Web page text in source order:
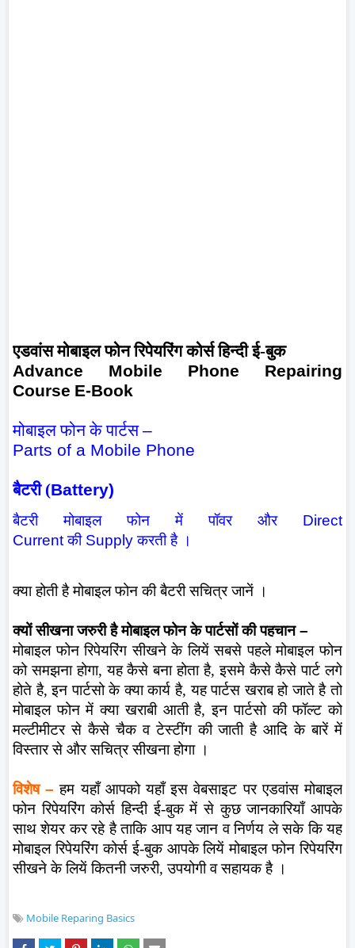
एडवांस मोबाइल फोन रिपेयरिंग कोर्स हिन्दी ई-बुक
Advance Mobile Phone Repairing
Course E-Book
मोबाइल फोन के पार्टस –
Parts of a Mobile Phone
बैटरी (Battery)
बैटरी मोबाइल फोन में पॉवर और
Direct
Current की Supply करती है ।
क्या होती है मोबाइल फोन की बैटरी सचित्र जानें ।
क्यों सीखना जरुरी है मोबाइल फोन के पार्टसों की पहचान –
मोबाइल फोन रिपेयरिंग सीखने के लियें सबसे पहले मोबाइल फोन
को समझना होगा, यह कैसे बना होता है, इसमे कैसे कैसे पार्ट लगे
होते है, इन पार्टसो के क्या कार्य है, यह पार्टस खराब हो जाते है तो
मोबाइल फोन में क्या खराबी आती है, इन पार्टसो की फॉल्ट को
मल्टीमीटर से कैसे चैक व टेस्टींग की जाती है आदि के बारें में
विस्तार से और सचित्र सीखना होगा ।
विशेष – हम यहाँ आपको यहाँ इस वेबसाइट पर एडवांस मोबाइल
फोन रिपेयरिंग कोर्स हिन्दी ई-बुक में से कुछ जानकारियाँ आपके
साथ शेयर कर रहे है ताकि आप यह जान व निर्णय ले सके कि यह
मोबाइल रिपेयरिंग कोर्स ई-बुक आपके लियें मोबाइल फोन रिपेयरिंग
सीखने के लियें कितनी जरुरी, उपयोगी व सहायक है ।
Mobile Reparing Basics